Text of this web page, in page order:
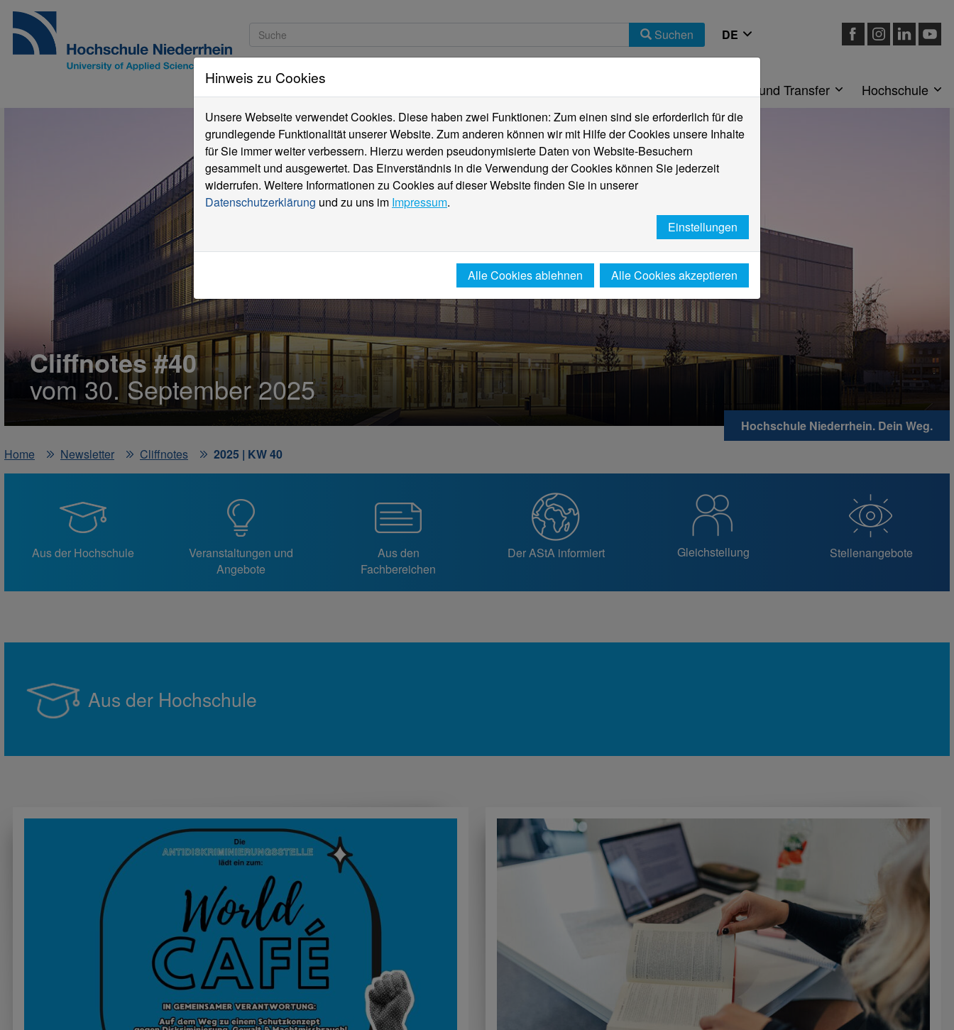
Suchen
Studieninteressierte Forschung und Transfer Hochschule
Cliffnotes #40
vom 30. September 2025
Hochschule Niederrhein. Dein Weg.
Home
Newsletter Cliffnotes 2025 | KW 40
Aus der Hochschule
Veranstaltungen und
Angebote
Aus den
Fachbereichen
Der AStA informiert Gleichstellung Stellenangebote
Aus der Hochschule
Hinweis zu Cookies
Unsere Webseite verwendet Cookies. Diese haben zwei Funktionen: Zum einen sind sie erforderlich für die
grundlegende Funktionalität unserer Website. Zum anderen können wir mit Hilfe der Cookies unsere Inhalte
für Sie immer weiter verbessern. Hierzu werden pseudonymisierte Daten von Website-Besuchern
gesammelt und ausgewertet. Das Einverständnis in die Verwendung der Cookies können Sie jederzeit
widerrufen. Weitere Informationen zu Cookies auf dieser Website finden Sie in unserer
Datenschutzerklärung und zu uns im Impressum.
Einstellungen
Alle Cookies ablehnen Alle Cookies akzeptieren